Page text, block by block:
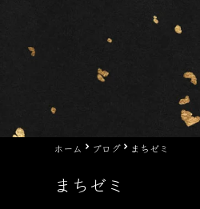
ホーム ブログ まちゼミ
まちゼミ